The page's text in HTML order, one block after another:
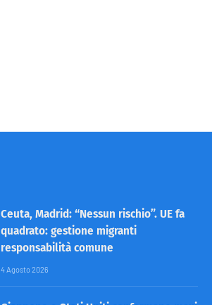
Ceuta, Madrid: “Nessun rischio”. UE fa
quadrato: gestione migranti
responsabilità comune
4 Agosto 2026